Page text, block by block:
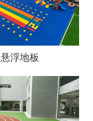
悬浮地板